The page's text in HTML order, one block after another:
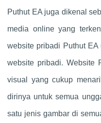
Puthut EA juga dikenal
media online yang
website pribadi Puthut
website pribadi. Website
visual yang cukup
dirinya untuk semua
satu jenis gambar di